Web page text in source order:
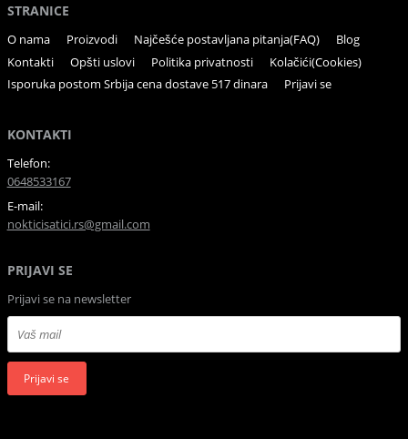
STRANICE
O nama Proizvodi Najčešće postavljana pitanja(FAQ)
Blog
Kontakti
Opšti uslovi Politika privatnosti
Kolačići(Cookies)
Isporuka postom Srbija cena dostave 517 dinara
Prijavi se
KONTAKTI
Telefon:
0648533167
E-mail:
nokticisatici.rs@gmail.com
PRIJAVI SE
Prijavi se na newsletter
Prijavi se